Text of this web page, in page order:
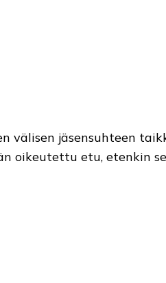
välisen jäsensuhteen
oikeutettu etu, etenkin